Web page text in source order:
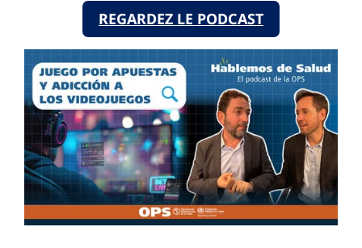
REGARDEZ LE PODCAST